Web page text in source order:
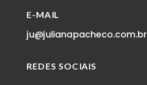
E-MAIL
ju@julianapacheco.com.br
REDES SOCIAIS